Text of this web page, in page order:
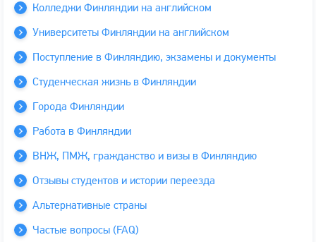
Колледжи Финляндии на английском
Университеты Финляндии на английском
Поступление в Финляндию, экзамены и документы
Студенческая жизнь в Финляндии
Города Финляндии
Работа в Финляндии
ВНЖ, ПМЖ, гражданство и визы в Финляндию
Отзывы студентов и истории переезда
Альтернативные страны
Частые вопросы (FAQ)